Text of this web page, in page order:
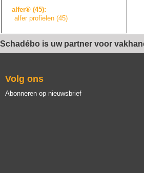
alfer® (45):
alfer profielen (45)
Schadébo is uw partner voor
Volg ons
Abonneren op nieuwsbrief